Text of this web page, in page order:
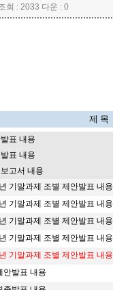
회 : 2033 다운 : 0
제 목
표 내용
표 내용
고서 내용
기말과제 조별 제안발표 내용
기말과제 조별 제안발표 내용
기말과제 조별 제안발표 내용
기말과제 조별 제안발표 내용
기말과제 조별 제안발표 내용
안발표 내용